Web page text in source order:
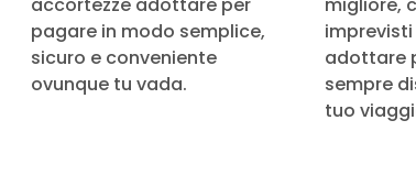
accortezze adottare per
pagare in modo semplice,
sicuro e conveniente
ovunque tu vada.
migliore,
adottare
sempre
tuo